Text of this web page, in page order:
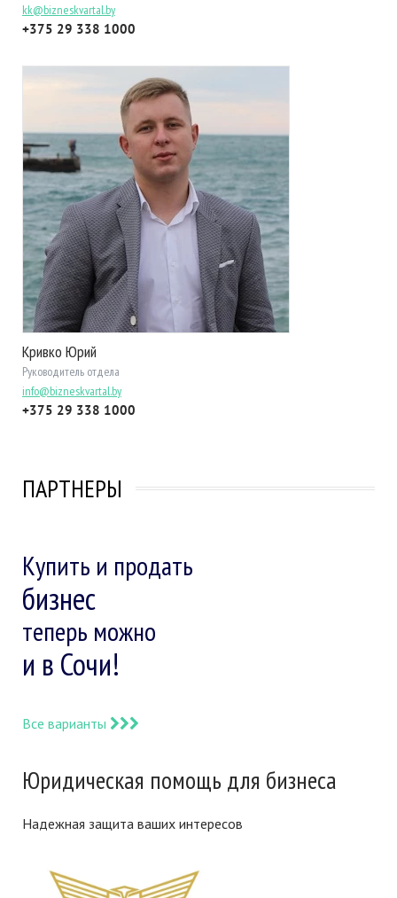
kk@bizneskvartal.by
+375 29 338 1000
Кривко Юрий
Руководитель отдела
info@bizneskvartal.by
+375 29 338 1000
ПАРТНЕРЫ
Купить и продать
бизнес
теперь можно
и в Сочи!
Все варианты
Юридическая помощь для бизнеса
Надежная защита ваших интересов